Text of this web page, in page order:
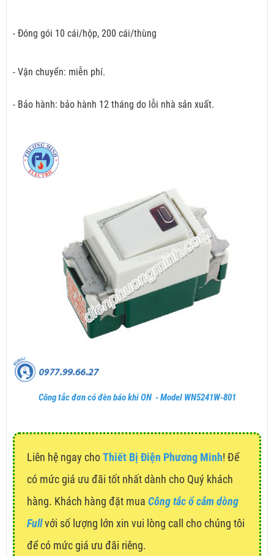
- Đóng gói 10 cái/hộp, 200 cái/thùng
- Vận chuyển: miễn phí.
- Bảo hành: bảo hành 12 tháng do lỗi nhà sản xuất.
Công tắc đơn có đèn báo khi ON - Model WN5241W-801
Liên hệ ngay choThiết Bị Điện Phương Minh! Để
có mức giá ưu đãi tốt nhất dành cho Quý khách
hàng. Khách hàng đặt mua Công tắc ổ cắm dòng
Fullvới số lượng lớn xin vui lòng call cho chúng tôi
để có mức giá ưu đãi riêng.